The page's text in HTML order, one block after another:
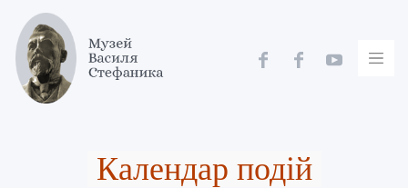
content
Календар подій